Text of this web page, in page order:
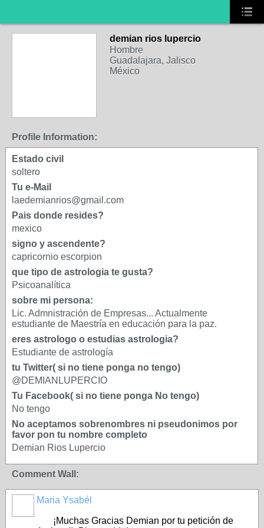
demian rios lupercio
Hombre
Guadalajara, Jalisco
México
Profile Information:
Estado civil
soltero
Tu e-Mail
laedemianrios@gmail.com
Pais donde resides?
mexico
signo y ascendente?
capricornio escorpion
que tipo de astrologia te gusta?
Psicoanalítica
sobre mi persona:
Lic. Admnistración de Empresas... Actualmente
estudiante de Maestría en educación para la paz.
eres astrologo o estudias astrologia?
Estudiante de astrología
tu Twitter( si no tiene ponga no tengo)
@DEMIANLUPERCIO
Tu Facebook( si no tiene ponga No tengo)
No tengo
No aceptamos sobrenombres ni pseudonimos por
favor pon tu nombre completo
Demian Rios Lupercio
Comment Wall:
Maria Ysabél
¡Muchas Gracias Demian por tu petición de